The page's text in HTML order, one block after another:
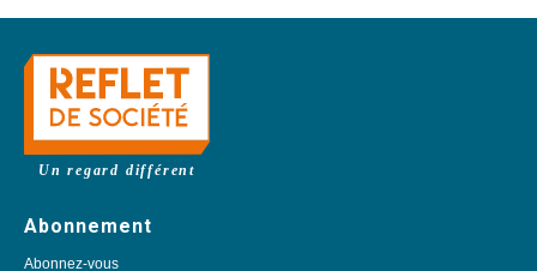
Un regard différent
Abonnement
Abonnez-vous